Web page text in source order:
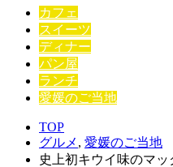
カフェ
スイーツ
ディナー
パン屋
ランチ
愛媛のご当地
TOP
グルメ , 愛媛のご当地
史上初キウイ味のマッ